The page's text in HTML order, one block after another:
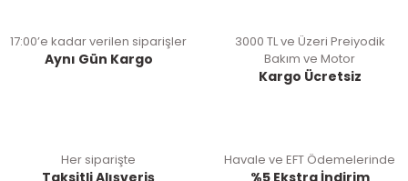
17:00’e kadar verilen siparişler
Aynı Gün Kargo
3000 TL ve Üzeri Preiyodik
Bakım ve Motor
Kargo Ücretsiz
Her siparişte
Taksitli Alışveriş
Havale ve EFT Ödemelerinde
%5 Ekstra İndirim